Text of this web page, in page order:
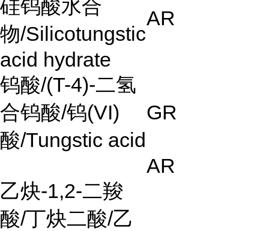
硅钨酸水合
物/Silicotungstic
acid hydrate
AR
钨酸/(T-4)-二氢
合钨酸/钨(VI)
酸/Tungstic acid
GR
AR
乙炔-1,2-二羧
酸/丁炔二酸/乙